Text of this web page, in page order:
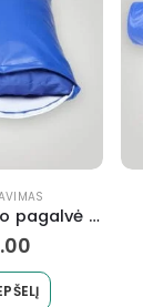
Pozicionavimo pagalvė 50×60 cm